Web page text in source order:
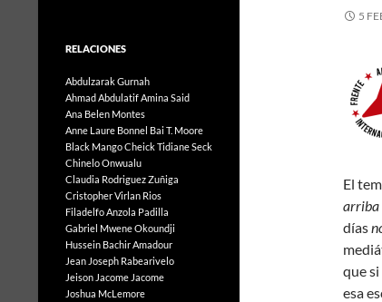
5
El
arriba
días
que
esa
RELACIONES
Abdulzarak Gurnah
Ahmad AbdulatifAmina Said
Ana Belen Montes
Anne Laure Bonnel Bai T. Moore
Black MangoCheick Tidiane Seck
Chinelo Onwualu
Claudia Rodriguez Zuñiga
Cristopher Virlan Rios
Filadelfo Anzola Padilla
Gabriel Mwene Okoundji
Hussein Bachir Amadour
Jean Joseph Rabearivelo
Jeison Jacome Jacome
Joshua McLemore